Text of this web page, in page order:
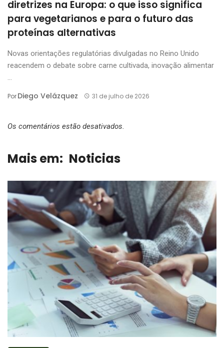
diretrizes na Europa: o que isso significa
para vegetarianos e para o futuro das
proteínas alternativas
Novas orientações regulatórias divulgadas no Reino Unido
reacendem o debate sobre carne cultivada, inovação alimentar
...
PorDiego Velázquez 31 de julho de 2026
Os comentários estão desativados.
Mais em: Noticias